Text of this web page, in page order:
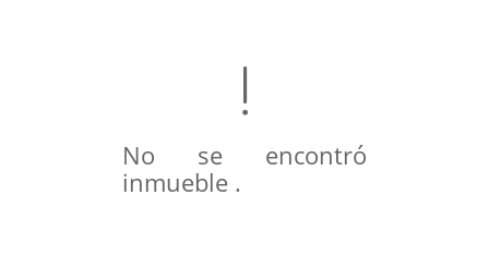
No se encontró
inmueble .